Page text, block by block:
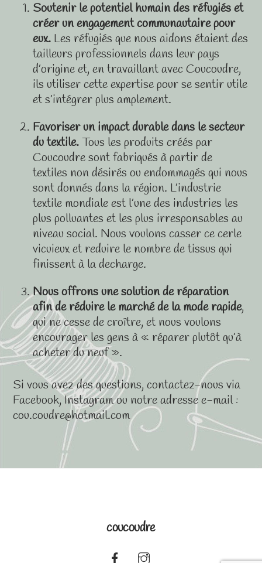
Soutenir le potentiel humain des réfugiés et
créer un engagement communautaire pour
eux. Les réfugiés que nous aidons étaient des
tailleurs professionnels dans leur pays
d’origine et, en travaillant avec Coucoudre,
ils utiliser cette expertise pour se sentir utile
et s’intégrer plus amplement.
Favoriser un impact durable dans le secteur
du textile.Tous les produits créés par
Coucoudre sont fabriqués à partir de
textiles non désirés ou endommagés qui nous
sont donnés dans la région. L’industrie
textile mondiale est l’une des industries les
plus polluantes et les plus irresponsables au
niveau social. Nous voulons casser ce cerle
vicuieux et reduire le nombre de tissus qui
finissent à la decharge.
Nous offrons une solution de réparation
afin de réduire le marché de la mode rapide,
qui ne cesse de croître, et nous voulons
encourager les gens à « réparer plutôt qu’à
acheter du neuf ».
Si vous avez des questions, contactez-nous via
Facebook, Instagram ou notre adresse e-mail :
cou.coudre@hotmail.com
coucoudre